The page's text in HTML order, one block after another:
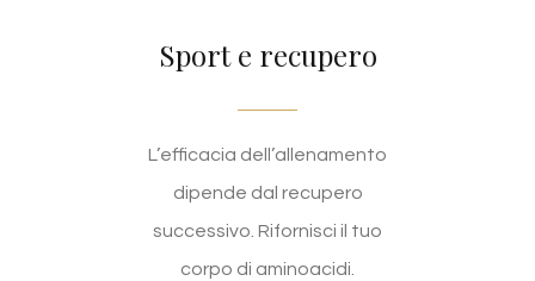
Sport e recupero
L’efficacia dell’allenamento
dipende dal recupero
successivo. Rifornisci il tuo
corpo di aminoacidi.